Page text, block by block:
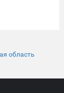
область